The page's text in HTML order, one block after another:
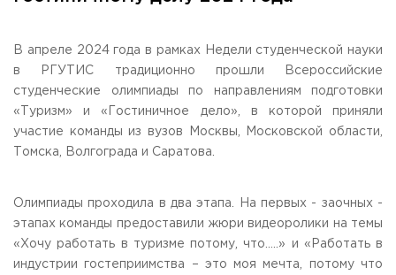
Общежитие / Кампус РГУТИС
Контакты
Научная деятельность
Дополнительное образование
Федеральный ресурсный центр
Федеральное учебно-методическое объединение в
системе СПО
Профком
Конкурс ППС
ЗАКАЗАТЬ ОБРАТНЫЙ ЗВОНОК
АДРЕС
141221, Московская обл.,Городской округ
Пушкинский,
пгт. Черкизово, ул. Главная, 99
+7 (495) 940 83 00
+7 (495) 940 83 58 - Приемная комиссия
E-MAIL
info@rguts.ru
В апреле 2024 года в рамках Недели студенческой науки
в РГУТИС традиционно прошли Всероссийские
студенческие олимпиады по направлениям подготовки
«Туризм» и «Гостиничное дело», в которой приняли
участие команды из вузов Москвы, Московской области,
Томска, Волгограда и Саратова.
Олимпиады проходила в два этапа. На первых - заочных -
этапах команды предоставили жюри видеоролики на темы
«Хочу работать в туризме потому, что…..» и «Работать в
индустрии гостеприимства – это моя мечта, потому что